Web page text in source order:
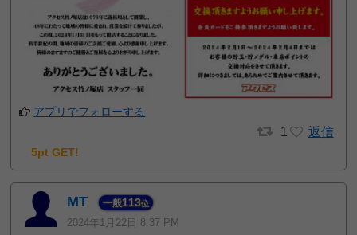
アプリでフォローする
1 返信
5pt GET!
MT 一般113位
2024年1月22日 8:37 PM